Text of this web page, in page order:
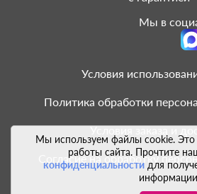
Мы используем файлы cookie.
работы сайта. Прочтите
конфиденциальностидля
Мы в
Условия
Политика обработки
Условия заказа и
Согласие на обработку